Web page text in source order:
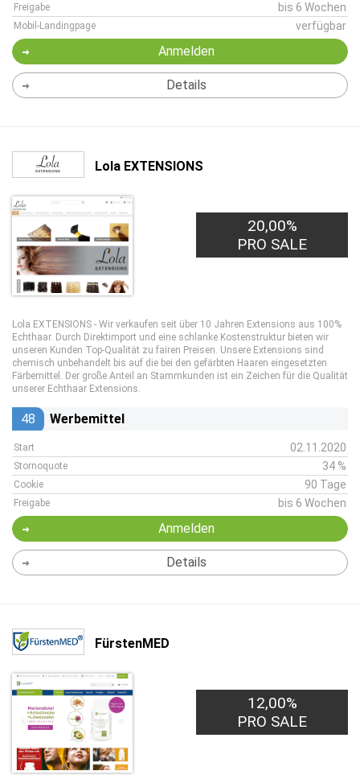
Freigabe bis 6 Wochen
Mobil-Landingpage verfügbar
Anmelden
Details
Lola EXTENSIONS
20,00%
PRO SALE
Lola EXTENSIONS - Wir verkaufen seit über 10 Jahren Extensions aus 100%
Echthaar. Durch Direktimport und eine schlanke Kostenstruktur bieten wir
unseren Kunden Top-Qualität zu fairen Preisen. Unsere Extensions sind
chemisch unbehandelt bis auf die bei den gefärbten Haaren eingesetzten
Färbemittel. Der große Anteil an Stammkunden ist ein Zeichen für die Qualität
unserer Echthaar Extensions.
48 Werbemittel
Start 02.11.2020
Stornoquote 34 %
Cookie 90 Tage
Freigabe bis 6 Wochen
Anmelden
Details
FürstenMED
12,00%
PRO SALE